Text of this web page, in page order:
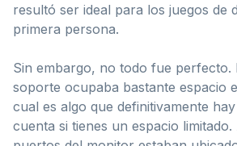
resultó ser ideal para los juegos de
primera persona.
Sin embargo, no todo fue perfecto.
soporte ocupaba bastante espacio
cual es algo que definitivamente
cuenta si tienes un espacio limitado.